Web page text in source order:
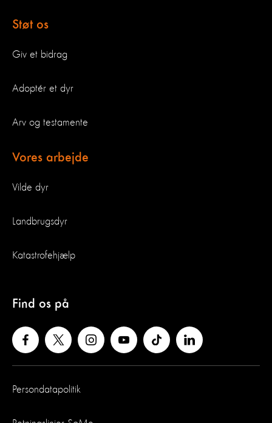
Støt os
Giv et bidrag
Adoptér et dyr
Arv og testamente
Vores arbejde
Vilde dyr
Landbrugsdyr
Katastrofehjælp
Find os på
Persondatapolitik